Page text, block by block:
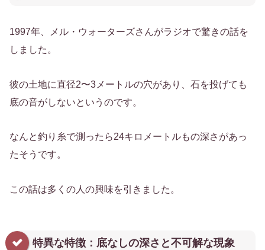
1997年、メル・ウォーターズさんがラジオで驚きの話を
しました。
彼の土地に直径2〜3メートルの穴があり、石を投げても
底の音がしないというのです。
なんと釣り糸で測ったら24キロメートルもの深さがあっ
たそうです。
この話は多くの人の興味を引きました。
特異な特徴：底なしの深さと不可解な現象